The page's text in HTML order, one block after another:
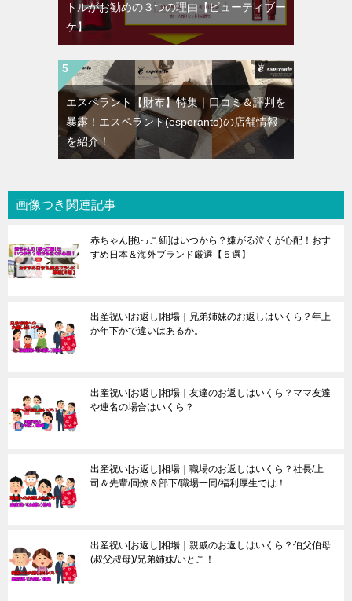
トルがお勧めの３つの理由【ビューティブー
ケ】
エスペラント【財布】特集｜口コミ＆評判を
暴露！エスペラント(esperanto)の店舗情報
を紹介！
画像つき関連記事
赤ちゃん[抱っこ紐]はいつから？嫌がる泣くが心配！おす
すめ日本＆海外ブランド厳選【５選】
出産祝い[お返し]相場｜兄弟姉妹のお返しはいくら？年上
か年下かで違いはあるか。
出産祝い[お返し]相場｜友達のお返しはいくら？ママ友達
や連名の場合はいくら？
出産祝い[お返し]相場｜職場のお返しはいくら？社長/上
司＆先輩/同僚＆部下/職場一同/福利厚生では！
出産祝い[お返し]相場｜親戚のお返しはいくら？伯父伯母
(叔父叔母)/兄弟姉妹/いとこ！